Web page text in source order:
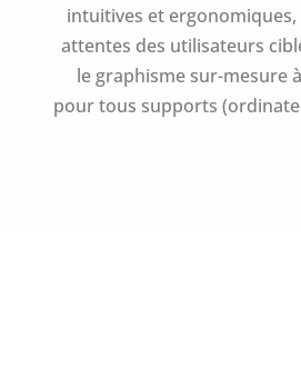
intuitives et
attentes des utilisateurs
le graphisme sur-mesure
pour tous supports